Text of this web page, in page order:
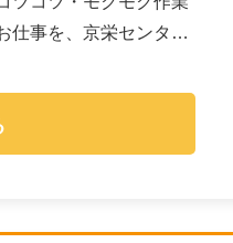
仕事を、京栄センター